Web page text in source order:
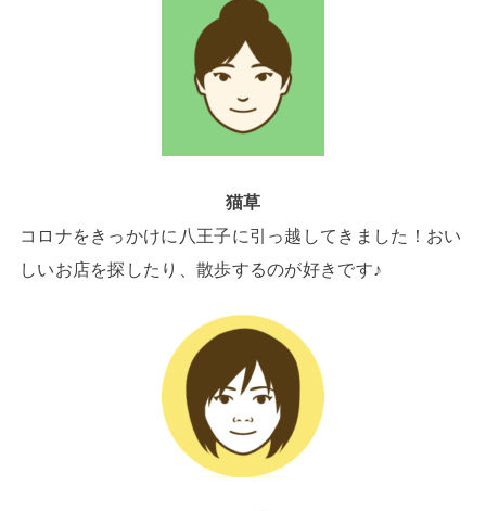
猫草
コロナをきっかけに八王子に引っ越してきました！おい
しいお店を探したり、散歩するのが好きです♪